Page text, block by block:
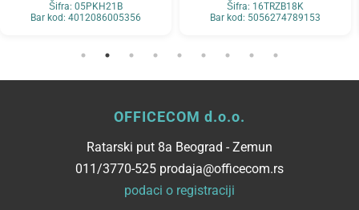
Šifra: 05PKH21B
Bar kod: 4012086005356
Šifra: 16TRZB18K
Bar kod: 5056274789153
OFFICECOM d.o.o.
Ratarski put 8a Beograd - Zemun
011/3770-525 prodaja@officecom.rs
podaci o registraciji